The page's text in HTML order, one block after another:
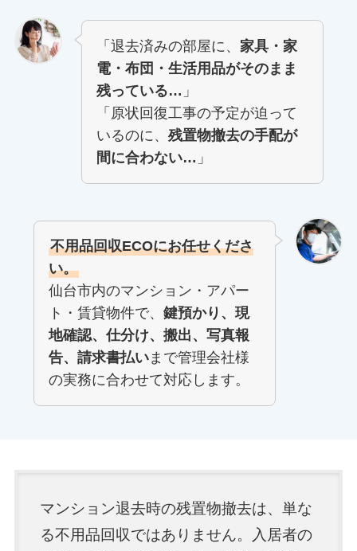
「退去済みの部屋に、 家具・家
電・布団・生活用品がそのまま
残っている… 」
「原状回復工事の予定が迫って
いるのに、 残置物撤去の手配が
間に合わない… 」
不用品回収ECOにお任せくださ
い。
仙台市内のマンション・アパー
ト・賃貸物件で、 鍵預かり、現
地確認、仕分け、搬出、写真報
告、請求書払いまで管理会社様
の実務に合わせて対応します。
マンション退去時の残置物撤去は、単な
る不用品回収ではありません。入居者の